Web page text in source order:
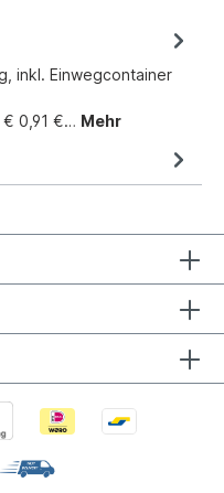
inkl. Einwegcontainer
€ 0,91 €… Mehr